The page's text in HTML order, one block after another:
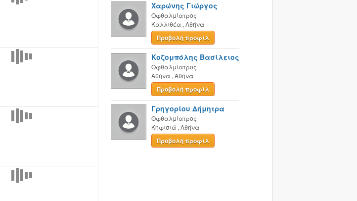
Χαρώνης Γιώργος
Οφθαλμίατρος
Καλλιθέα , Αθήνα
Προβολή προφίλ
Κοζομπόλης Βασίλειος
Οφθαλμίατρος
Αθήνα , Αθήνα
Προβολή προφίλ
Γρηγορίου Δήμητρα
Οφθαλμίατρος
Κηφισιά , Αθήνα
Προβολή προφίλ